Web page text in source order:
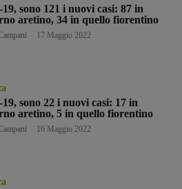
sono 121 i nuovi casi: 87 in
aretino, 34 in quello fiorentino
17 Maggio 2022
sono 22 i nuovi casi: 17 in
aretino, 5 in quello fiorentino
16 Maggio 2022